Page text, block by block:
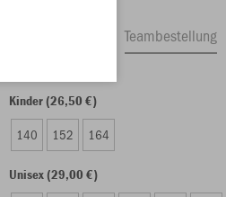
Teambestellung
Kinder (26,50 €)
140 152 164
Unisex (29,00 €)